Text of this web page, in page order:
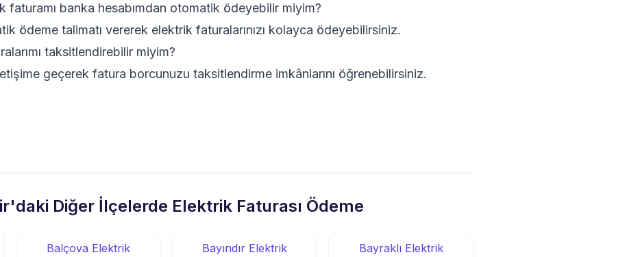
faturamı banka hesabımdan otomatik ödeyebilir miyim?
ödeme talimatı vererek elektrik faturalarınızı kolayca ödeyebilirsiniz.
taksitlendirebilir miyim?
geçerek fatura borcunuzu taksitlendirme imkânlarını öğrenebilirsiniz.
Diğer İlçelerde Elektrik Faturası Ödeme
Balçova Elektrik
Bayındır Elektrik
Bayraklı Elektrik